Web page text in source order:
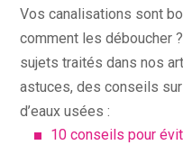
Vos canalisations sont
comment les déboucher
sujets traités dans nos
astuces, des conseils
d’eaux usées :
10 conseils pour